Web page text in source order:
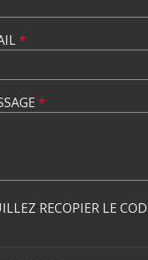
*
*
RECOPIER LE